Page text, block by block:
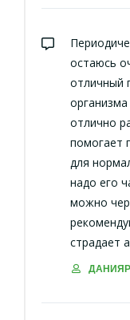
остаюсь
отличный
отлично
помогает
для
надо его
можно
страдает
ДАНИЯР,